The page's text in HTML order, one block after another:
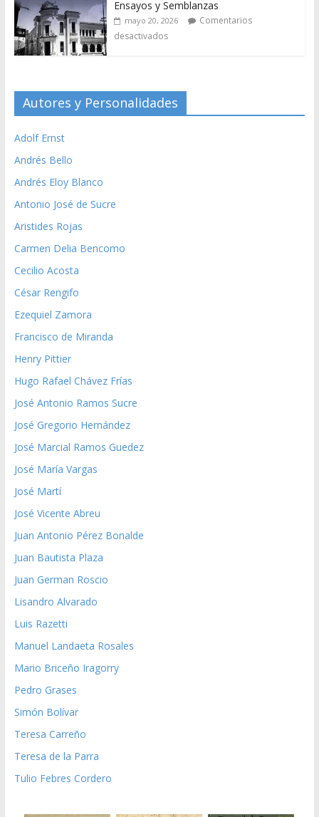
Ensayos y Semblanzas
mayo 20, 2026
Comentarios
desactivados
Autores y Personalidades
Adolf Ernst
Andrés Bello
Andrés Eloy Blanco
Antonio José de Sucre
Aristides Rojas
Carmen Delia Bencomo
Cecilio Acosta
César Rengifo
Ezequiel Zamora
Francisco de Miranda
Henry Pittier
Hugo Rafael Chávez Frías
José Antonio Ramos Sucre
José Gregorio Hernández
José Marcial Ramos Guedez
José María Vargas
José Martí
José Vicente Abreu
Juan Antonio Pérez Bonalde
Juan Bautista Plaza
Juan German Roscio
Lisandro Alvarado
Luis Razetti
Manuel Landaeta Rosales
Mario Briceño Iragorry
Pedro Grases
Simón Bolívar
Teresa Carreño
Teresa de la Parra
Tulio Febres Cordero